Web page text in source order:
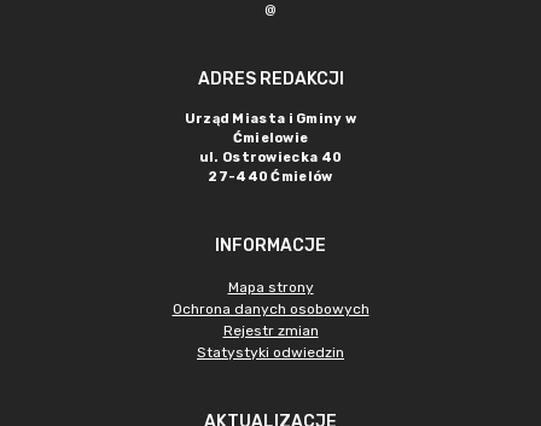
@
ADRES REDAKCJI
Urząd Miasta i Gminy w
Ćmielowie
ul. Ostrowiecka 40
27-440 Ćmielów
INFORMACJE
Mapa strony
Ochrona danych osobowych
Rejestr zmian
Statystyki odwiedzin
AKTUALIZACJE